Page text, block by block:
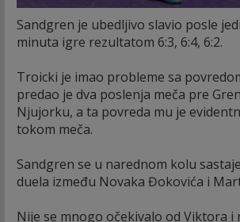
Sandgren je ubedljivo slavio posle
minuta igre rezultatom 6:3, 6:4, 6:2.
Troicki je imao probleme sa
predao je dva poslenja meča pre
Njujorku, a ta povreda mu je
tokom meča.
Sandgren se u narednom kolu
duela između Novaka Đokovića i
Nije se mnogo očekivalo od Viktora i